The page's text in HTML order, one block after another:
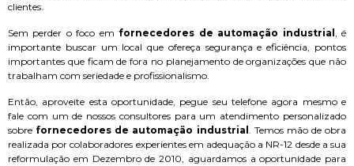
clientes.
Sem perder o foco em fornecedores de automação industrial , é
importante buscar um local que ofereça segurança e eficiência, pontos
importantes que ficam de fora no planejamento de organizações que não
trabalham com seriedade e profissionalismo.
Então, aproveite esta oportunidade, pegue seu telefone agora mesmo e
fale com um de nossos consultores para um atendimento personalizado
sobre fornecedores de automação industrial . Temos mão de obra
realizada por colaboradores experientes em adequação a NR-12 desde a sua
reformulação em Dezembro de 2010, aguardamos a oportunidade para